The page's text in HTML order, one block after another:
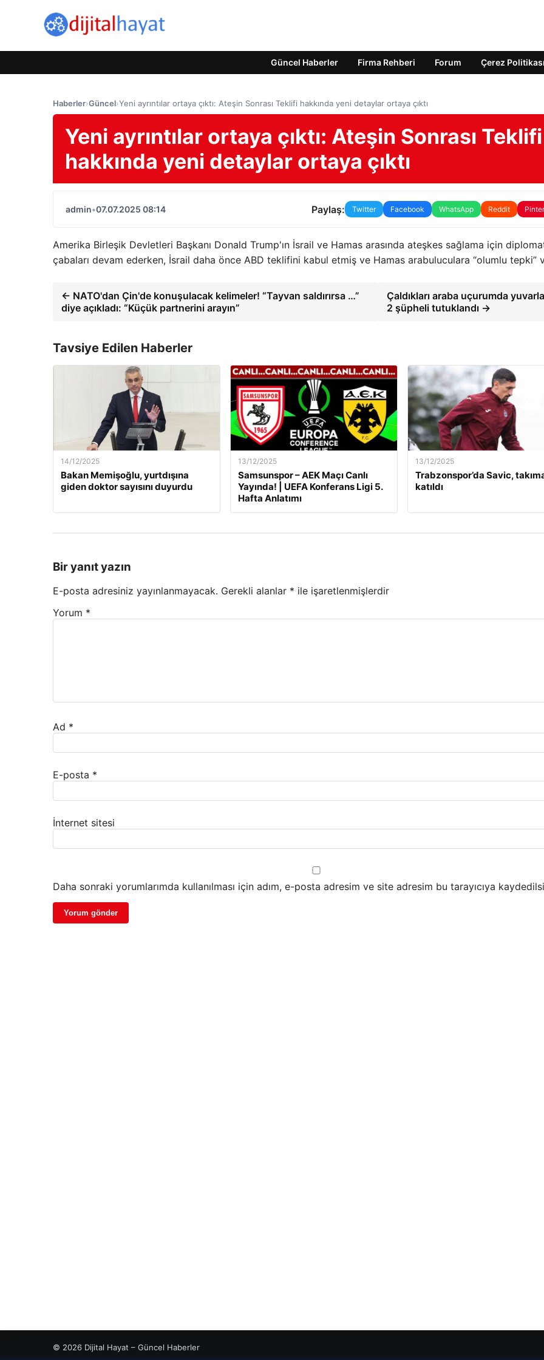
Güncel Haberler Firma Rehberi Forum Çerez Politikası
Haberler›Güncel›Yeni ayrıntılar ortaya çıktı: Ateşin Sonrası Teklifi hakkında yeni detaylar ortaya çıktı
Yeni ayrıntılar ortaya çıktı: Ateşin Sonrası Teklifi
hakkında yeni detaylar ortaya çıktı
admin•07.07.2025 08:14 Paylaş: Twitter Facebook WhatsApp Reddit
Amerika Birleşik Devletleri Başkanı Donald Trump'ın İsrail ve Hamas arasında ateşkes sağlama için
çabaları devam ederken, İsrail daha önce ABD teklifini kabul etmiş ve Hamas arabuluculara “olumlu tepki”
← NATO'dan Çin'de konuşulacak kelimeler! “Tayvan saldırırsa …”
diye açıkladı: “Küçük partnerini arayın”
Çaldıkları araba uçurumda
2 şüpheli tutuklandı →
Tavsiye Edilen Haberler
14/12/2025
Bakan Memişoğlu, yurtdışına
giden doktor sayısını duyurdu
13/12/2025
Samsunspor – AEK Maçı Canlı
Yayında! | UEFA Konferans Ligi 5.
Hafta Anlatımı
13/12/2025
Trabzonspor’da Savic,
katıldı
Bir yanıt yazın
E-posta adresiniz yayınlanmayacak. Gerekli alanlar * ile işaretlenmişlerdir
Yorum *
Ad *
E-posta *
İnternet sitesi
Daha sonraki yorumlarımda kullanılması için adım, e-posta adresim ve site adresim bu tarayıcıya
© 2026 Dijital Hayat – Güncel Haberler